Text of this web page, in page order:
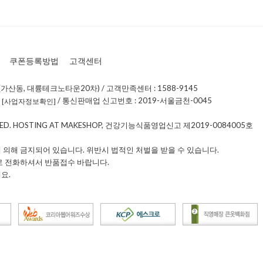
쿠폰등록방법 고객센터
산동, 대륭테크노타운20차) / 고객만족센터 : 1588-9145
[사업자정보확인] / 통신판매업 신고번호 : 2019-서울금천-0045
HOSTING AT MAKESHOP, 건강기능식품영업신고 제2019-0084005호
해 금지되어 있습니다. 위반시 법적인 처벌을 받을 수 있습니다.
전화하셔서 반품접수 바랍니다.
.